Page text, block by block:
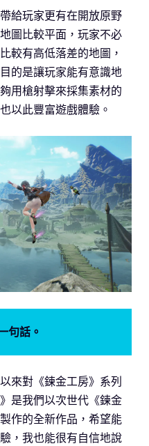
給玩家更有在開放原野
圖比較平面，玩家不必
較有高低落差的地圖，
的是讓玩家能有意識地
用槍射擊來採集素材的
以此豐富遊戲體驗。
句話。
來對《鍊金工房》系列
是我們以次世代《鍊金
作的全新作品，希望能
，我也能很有自信地說